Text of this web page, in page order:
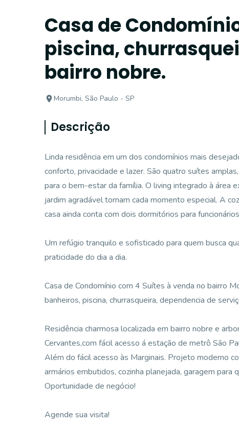
Casa de
piscina,
bairro nobre.
Morumbi, São Paulo - SP
Descrição
Linda residência em um dos condomínios mais
conforto, privacidade e lazer. São quatro suítes
para o bem-estar da família. O living integrado à área
jardim agradável tornam cada momento especial. A
casa ainda conta com dois dormitórios para
Um refúgio tranquilo e sofisticado para quem busca
praticidade do dia a dia.
Casa de Condomínio com 4 Suítes à venda no bairro
banheiros, piscina, churrasqueira, dependencia de
Residência charmosa localizada em bairro nobre e
Cervantes,com fácil acesso á estação de metrô São
Além do fácil acesso às Marginais. Projeto moderno
armários embutidos, cozinha planejada, garagem
Oportunidade de negócio!
Agende sua visita!